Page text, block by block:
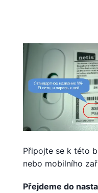
Připojte se k této
nebo mobilního
Přejdeme do